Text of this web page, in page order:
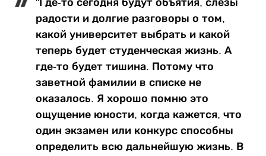
"Где-то сегодня будут объятия, слезы
радости и долгие разговоры о том,
какой университет выбрать и какой
теперь будет студенческая жизнь. А
где-то будет тишина. Потому что
заветной фамилии в списке не
оказалось. Я хорошо помню это
ощущение юности, когда кажется, что
один экзамен или конкурс способны
определить всю дальнейшую жизнь. В